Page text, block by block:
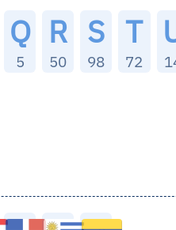
Q
5
R
50
S
98
T
72